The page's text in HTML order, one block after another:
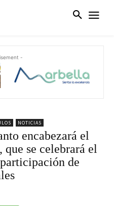
-
NOTICIAS
encabezará el
se celebrará el
de